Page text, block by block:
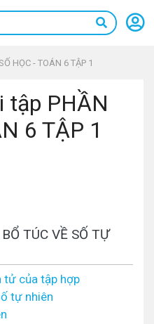
HỌC - TOÁN 6 TẬP 1
tập PHẦN
6 TẬP 1
TÚC VỀ SỐ TỰ
tử của tập hợp
tự nhiên